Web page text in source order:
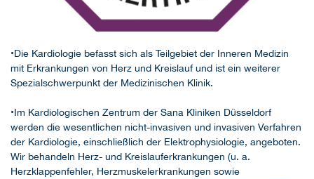
•Die Kardiologie befasst sich als Teilgebiet der Inneren Medizin
mit Erkrankungen von Herz und Kreislauf und ist ein weiterer
Spezialschwerpunkt der Medizinischen Klinik.
•Im Kardiologischen Zentrum der Sana Kliniken Düsseldorf
werden die wesentlichen nicht-invasiven und invasiven Verfahren
der Kardiologie, einschließlich der Elektrophysiologie, angeboten.
Wir behandeln Herz- und Kreislauferkrankungen (u. a.
Herzklappenfehler, Herzmuskelerkrankungen sowie